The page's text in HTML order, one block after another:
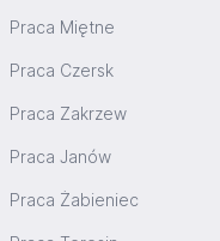
Praca Miętne
Praca Czersk
Praca Zakrzew
Praca Janów
Praca Żabieniec